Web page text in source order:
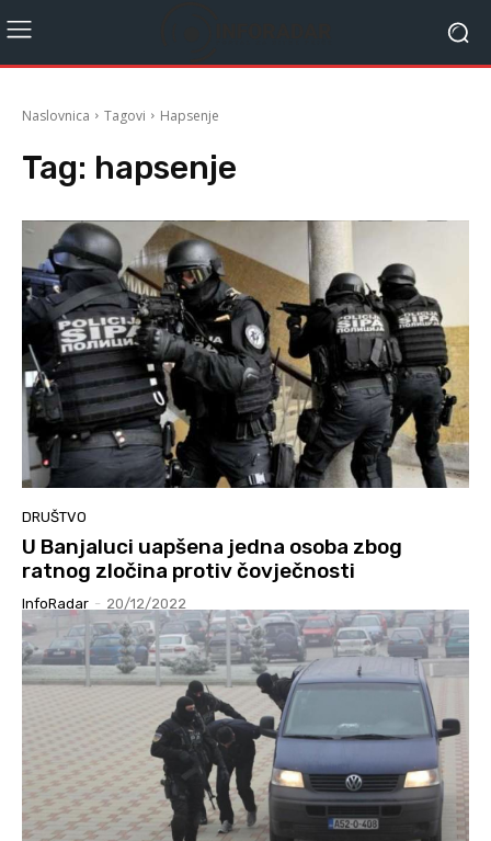
Naslovnica Tagovi Hapsenje
Tag: hapsenje
DRUŠTVO
U Banjaluci uapšena jedna osoba zbog
ratnog zločina protiv čovječnosti
InfoRadar - 20/12/2022